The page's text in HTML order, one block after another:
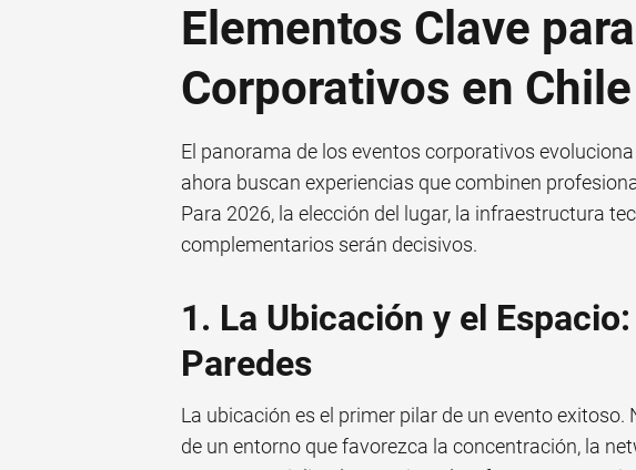
Elementos Clave
Corporativos en
El panorama de los eventos corporativos
ahora buscan experiencias que combinen
Para 2026, la elección del lugar, la infraestructura
complementarios serán decisivos.
1. La Ubicación y el
Paredes
La ubicación es el primer pilar de un evento
de un entorno que favorezca la concentración, la